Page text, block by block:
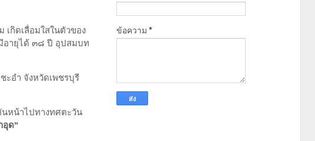
เกิดเลื่อมใสในตัวของ
อายุได้ ๓๘ ปี อุปสมบท
ะอำ จังหวัดเพชรบุรี
หน้าไปทางทศตะวัน
อุด"
ข้อความ*